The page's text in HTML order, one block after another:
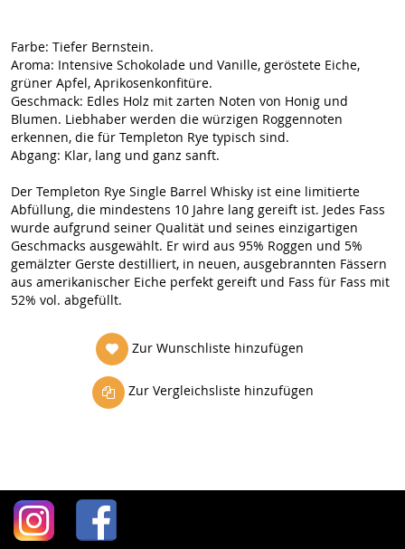
Farbe: Tiefer Bernstein.
Aroma: Intensive Schokolade und Vanille, geröstete Eiche,
grüner Apfel, Aprikosenkonfitüre.
Geschmack: Edles Holz mit zarten Noten von Honig und
Blumen. Liebhaber werden die würzigen Roggennoten
erkennen, die für Templeton Rye typisch sind.
Abgang: Klar, lang und ganz sanft.
Der Templeton Rye Single Barrel Whisky ist eine limitierte
Abfüllung, die mindestens 10 Jahre lang gereift ist. Jedes Fass
wurde aufgrund seiner Qualität und seines einzigartigen
Geschmacks ausgewählt. Er wird aus 95% Roggen und 5%
gemälzter Gerste destilliert, in neuen, ausgebrannten Fässern
aus amerikanischer Eiche perfekt gereift und Fass für Fass mit
52% vol. abgefüllt.
Zur Wunschliste hinzufügen
Zur Vergleichsliste hinzufügen